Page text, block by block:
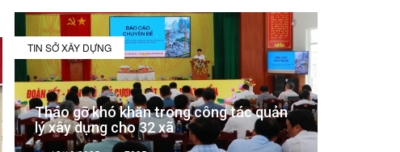
TIN SỞ XÂY DỰNG
Tháo gỡ khó khăn trong công tác quản
lý xây dựng cho 32 xã